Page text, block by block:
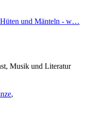
und Mänteln - w…
Musik und Literatur
,